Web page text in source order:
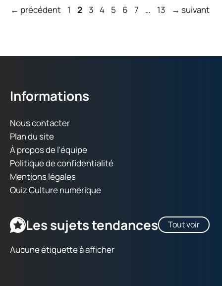
← précédent Page
1 Page
2 Page
3 Page
4 Page
5 Page
6 Page
7 … Page
13 → suivant
Informations
Nous contacter
Plan du site
À propos de l'équipe
Politique de confidentialité
Mentions légales
Quiz Culture numérique
Les sujets tendances Tout voir
Aucune étiquette à afficher